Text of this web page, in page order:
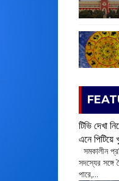
টিভি দেখা
এনে
সমকালীন
সদস্যের সঙ্গে
পারে,...